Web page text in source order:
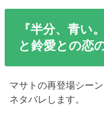
『半分、青い
と鈴愛との恋
マサトの再登場シー
ネタバレします。